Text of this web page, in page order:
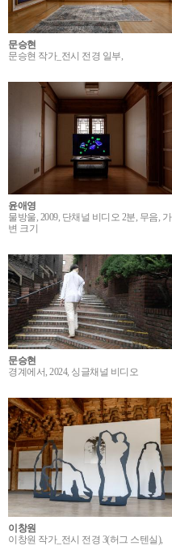
문승현
문승현 작가_전시 전경 일부,
윤애영
물방울, 2009, 단채널 비디오 2분, 무음, 가
변 크기
문승현
경계에서, 2024, 싱글채널 비디오
이창원
이창원 작가_전시 전경 3(허그 스텐실),